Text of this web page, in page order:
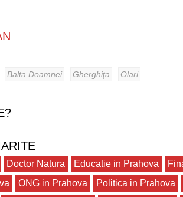
Balta Doamnei Gherghiţa Olari
Doctor Natura Educatie in Prahova
ONG in Prahova Politica in Prahova